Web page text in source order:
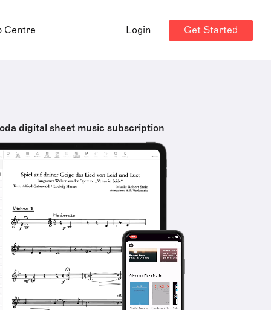
Centre Login Get Started
digital sheet music subscription